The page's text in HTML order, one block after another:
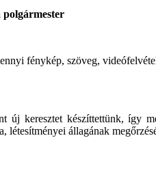
fénykép, szöveg,
új keresztet készíttettünk, így
állagának